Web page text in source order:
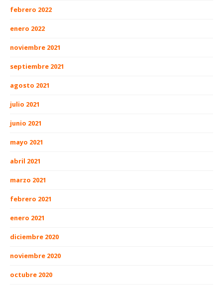
febrero 2022
enero 2022
noviembre 2021
septiembre 2021
agosto 2021
julio 2021
junio 2021
mayo 2021
abril 2021
marzo 2021
febrero 2021
enero 2021
diciembre 2020
noviembre 2020
octubre 2020